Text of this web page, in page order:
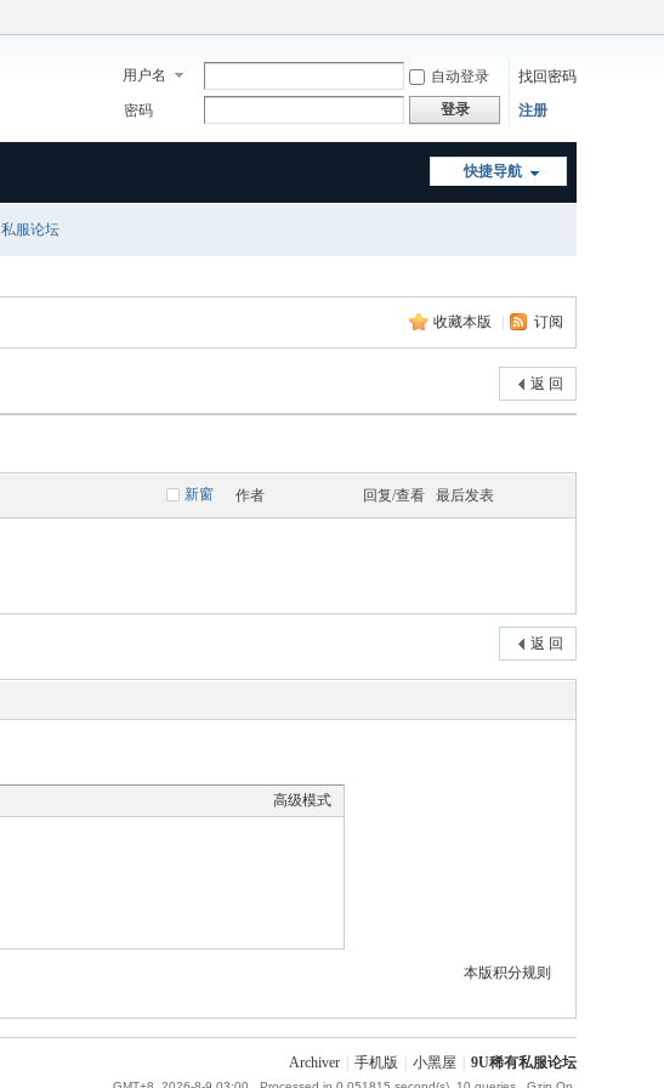
用户名 自动登录
找回密码
密码
登录 注册
快捷导航
私服论坛
收藏本版 订阅
返 回
新窗 作者 回复/查看 最后发表
返 回
高级模式
本版积分规则
Archiver 手机版 小黑屋 9U稀有私服论坛